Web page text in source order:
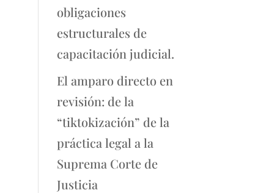
obligaciones
estructurales de
capacitación judicial.
El amparo directo en
revisión: de la
“tiktokización” de la
práctica legal a la
Suprema Corte de
Justicia